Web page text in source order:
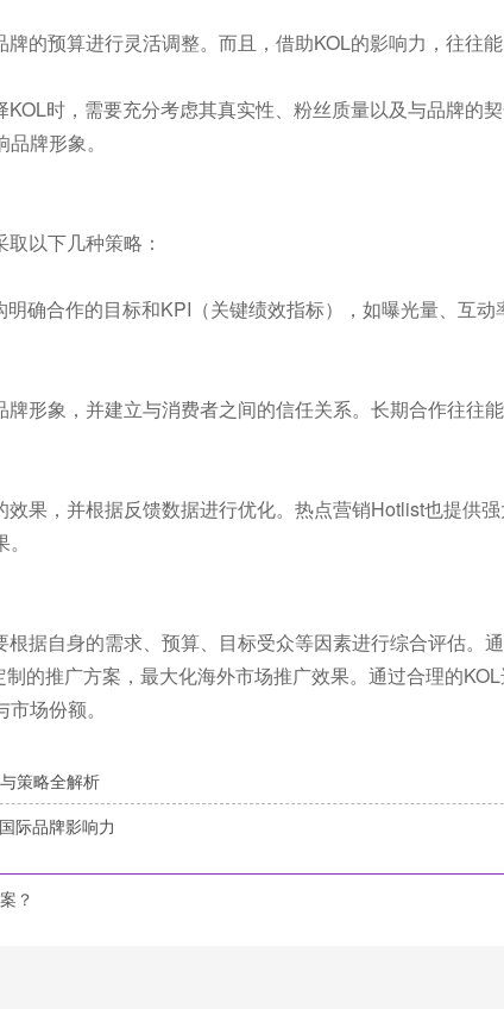
的预算进行灵活调整。而且，借助KOL的影响力，往往
时，需要充分考虑其真实性、粉丝质量以及与品牌的
牌形象。
以下几种策略：
确合作的目标和KPI（关键绩效指标），如曝光量、互
形象，并建立与消费者之间的信任关系。长期合作往往
果，并根据反馈数据进行优化。热点营销Hotlist也提供
根据自身的需求、预算、目标受众等因素进行综合评估。
的推广方案，最大化海外市场推广效果。通过合理的
场份额。
策略全解析
际品牌影响力
？